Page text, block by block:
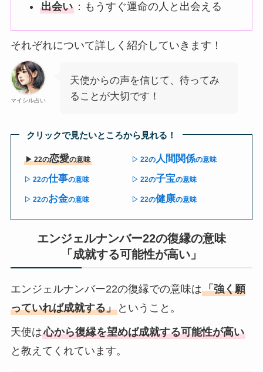
出会い ：もうすぐ運命の人と出会える
それぞれについて詳しく紹介していきます！
マイシル占い
天使からの声を信じて、待ってみ
ることが大切です！
クリックで見たいところから見れる！
▶︎ 22の恋愛の意味
▷ 22の仕事の意味
▷ 22のお金の意味
▷ 22の 人間関係の意味
▷ 22の子宝の意味
▷ 22の健康の意味
エンジェルナンバー22の復縁の意味
「成就する可能性が高い」
エンジェルナンバー22の復縁での意味は「強く願
っていれば成就する」ということ。
天使は心から復縁を望めば成就する可能性が高い
と教えてくれています。